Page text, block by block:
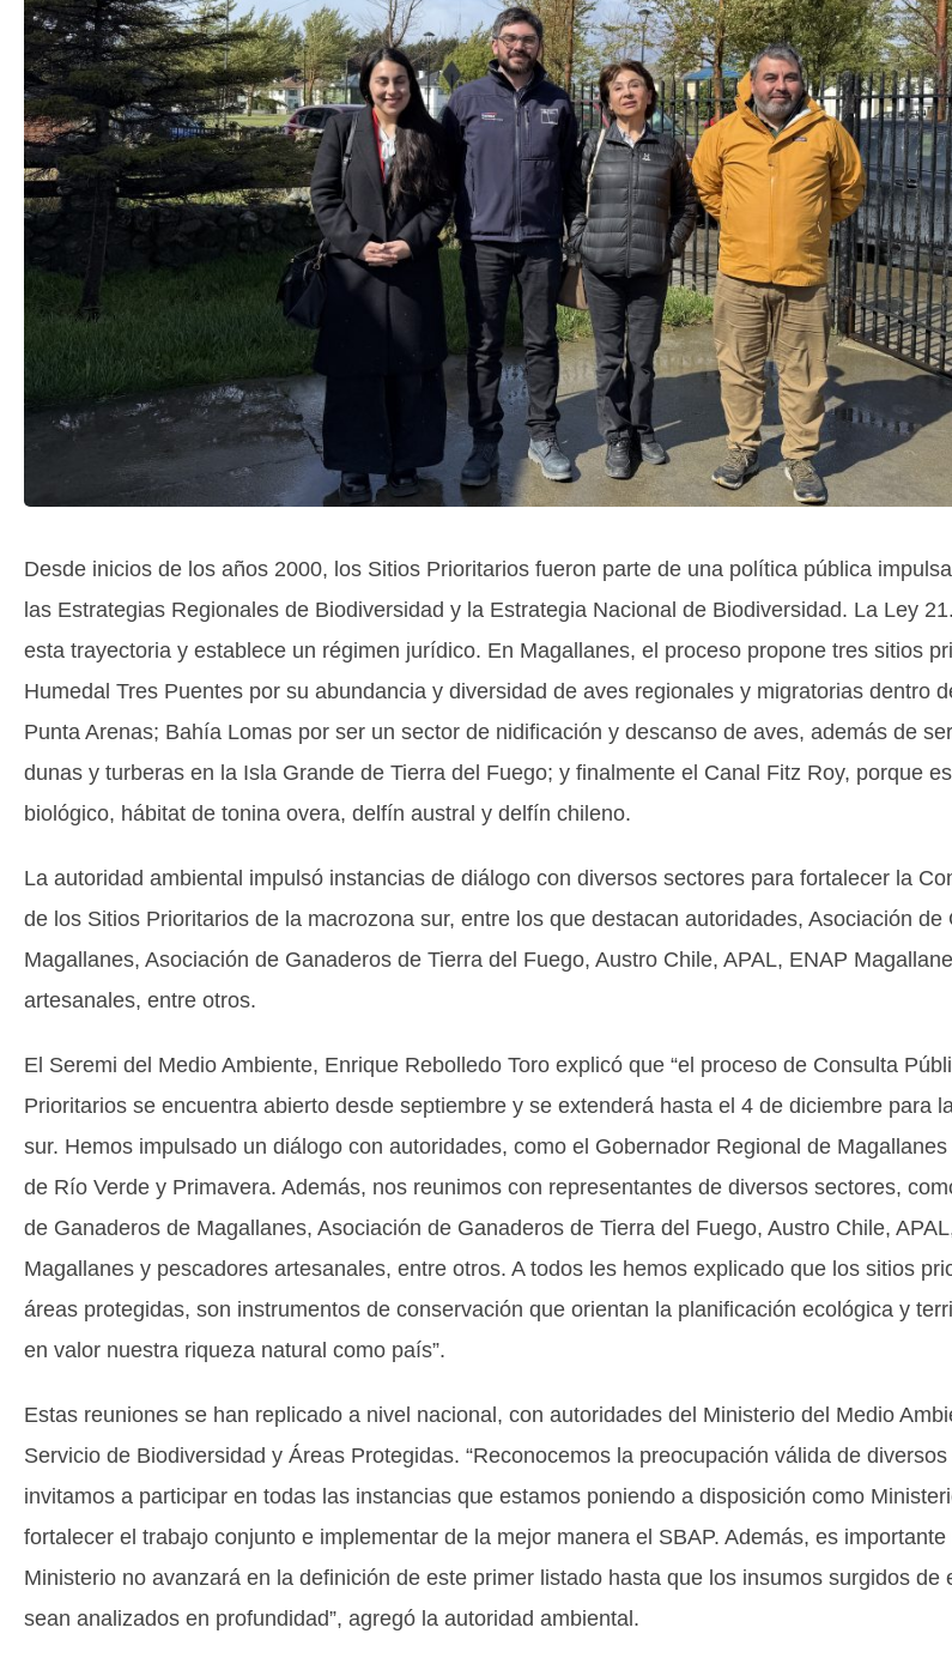
Desde inicios de los años 2000, los Sitios Prioritarios fueron parte de una política pública
las Estrategias Regionales de Biodiversidad y la Estrategia Nacional de Biodiversidad. La Ley
esta trayectoria y establece un régimen jurídico. En Magallanes, el proceso propone tres sitios
Humedal Tres Puentes por su abundancia y diversidad de aves regionales y migratorias dentro
Punta Arenas; Bahía Lomas por ser un sector de nidificación y descanso de aves, además de
dunas y turberas en la Isla Grande de Tierra del Fuego; y finalmente el Canal Fitz Roy, porque
biológico, hábitat de tonina overa, delfín austral y delfín chileno.
La autoridad ambiental impulsó instancias de diálogo con diversos sectores para fortalecer la
de los Sitios Prioritarios de la macrozona sur, entre los que destacan autoridades, Asociación de
Magallanes, Asociación de Ganaderos de Tierra del Fuego, Austro Chile, APAL, ENAP
artesanales, entre otros.
El Seremi del Medio Ambiente, Enrique Rebolledo Toro explicó que “el proceso de Consulta
Prioritarios se encuentra abierto desde septiembre y se extenderá hasta el 4 de diciembre para
sur. Hemos impulsado un diálogo con autoridades, como el Gobernador Regional de
de Río Verde y Primavera. Además, nos reunimos con representantes de diversos sectores,
de Ganaderos de Magallanes, Asociación de Ganaderos de Tierra del Fuego, Austro Chile,
Magallanes y pescadores artesanales, entre otros. A todos les hemos explicado que los sitios
áreas protegidas, son instrumentos de conservación que orientan la planificación ecológica y
en valor nuestra riqueza natural como país”.
Estas reuniones se han replicado a nivel nacional, con autoridades del Ministerio del Medio
Servicio de Biodiversidad y Áreas Protegidas. “Reconocemos la preocupación válida de
invitamos a participar en todas las instancias que estamos poniendo a disposición como
fortalecer el trabajo conjunto e implementar de la mejor manera el SBAP. Además, es importante
Ministerio no avanzará en la definición de este primer listado hasta que los insumos surgidos de
sean analizados en profundidad”, agregó la autoridad ambiental.